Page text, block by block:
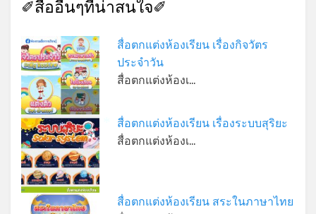
✐สื่ออื่นๆที่น่าสนใจ✐
สื่อตกแต่งห้องเรียน เรื่องกิจวัตร
ประจำวัน
สื่อตกแต่งห้องเ…
สื่อตกแต่งห้องเรียน เรื่องระบบสุริยะ
สื่อตกแต่งห้องเ…
สื่อตกแต่งห้องเรียน สระในภาษาไทย
*
*